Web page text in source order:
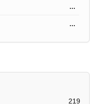
...
...
219